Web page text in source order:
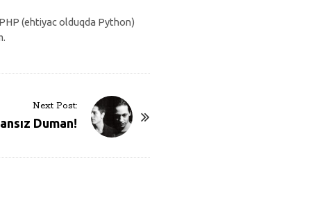
(ehtiyac olduqda Python)
Next Post:
Duman!